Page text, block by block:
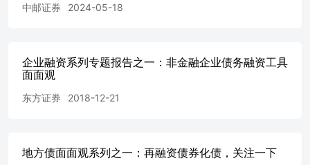
行分别获得一汽股权投资、上海国际港务、上海汽车集团与
得到地方国资的资金支持，如江苏交控、紫金投资增持南京
产业资本、成都欣天颐投资增持成都银行；青岛国信产融增
减持，招商、兴业、光大、华夏及北京银行前十大股东中已
限。 2.保险：配置具备提升空间 保险资金近年来持续增配银
总股本中比例达到4.9%，在银行自由流通盘中持股比重已处
中邮证券 2024-05-18
企业融资系列专题报告之一：非金融企业债务融资工具
面面观
东方证券 2018-12-21
地方债面面观系列之一：再融资债券化债，关注一下